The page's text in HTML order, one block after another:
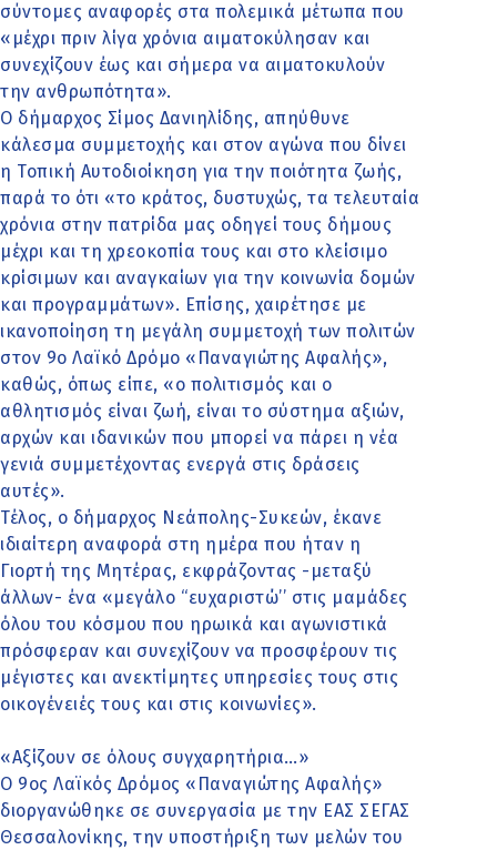
σύντομες αναφορές στα πολεμικά μέτωπα που
«μέχρι πριν λίγα χρόνια αιματοκύλησαν και
συνεχίζουν έως και σήμερα να αιματοκυλούν
την ανθρωπότητα».
Ο δήμαρχος Σίμος Δανιηλίδης, απηύθυνε
κάλεσμα συμμετοχής και στον αγώνα που δίνει
η Τοπική Αυτοδιοίκηση για την ποιότητα ζωής,
παρά το ότι «το κράτος, δυστυχώς, τα τελευταία
χρόνια στην πατρίδα μας οδηγεί τους δήμους
μέχρι και τη χρεοκοπία τους και στο κλείσιμο
κρίσιμων και αναγκαίων για την κοινωνία δομών
και προγραμμάτων». Επίσης, χαιρέτησε με
ικανοποίηση τη μεγάλη συμμετοχή των πολιτών
στον 9ο Λαϊκό Δρόμο «Παναγιώτης Αφαλής»,
καθώς, όπως είπε, «ο πολιτισμός και ο
αθλητισμός είναι ζωή, είναι το σύστημα αξιών,
αρχών και ιδανικών που μπορεί να πάρει η νέα
γενιά συμμετέχοντας ενεργά στις δράσεις
αυτές».
Τέλος, ο δήμαρχος Νεάπολης-Συκεών, έκανε
ιδιαίτερη αναφορά στη ημέρα που ήταν η
Γιορτή της Μητέρας, εκφράζοντας -μεταξύ
άλλων- ένα «μεγάλο ‘‘ευχαριστώ’’ στις μαμάδες
όλου του κόσμου που ηρωικά και αγωνιστικά
πρόσφεραν και συνεχίζουν να προσφέρουν τις
μέγιστες και ανεκτίμητες υπηρεσίες τους στις
οικογένειές τους και στις κοινωνίες».
«Αξίζουν σε όλους συγχαρητήρια…»
Ο 9ος Λαϊκός Δρόμος «Παναγιώτης Αφαλής»
διοργανώθηκε σε συνεργασία με την ΕΑΣ ΣΕΓΑΣ
Θεσσαλονίκης, την υποστήριξη των μελών του